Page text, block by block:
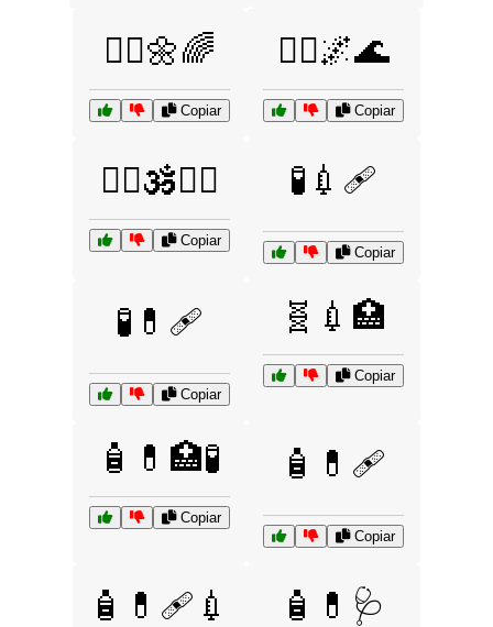
🧘‍♀️🌼🌈
Copiar
🧘‍♂️🌌🌊
Copiar
🧘‍♂️🕉️💆‍♀️
Copiar
🧪💉🩹
Copiar
🧪💊🩹
Copiar
🧬💉🏥
Copiar
🧴💊🏥🧪
Copiar
🧴💊🩹
Copiar
🧴💊🩹💉 🧴💊🩺